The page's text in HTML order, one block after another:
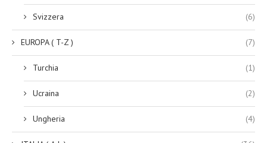
Svizzera (6)
EUROPA ( T-Z ) (7)
Turchia (1)
Ucraina (2)
Ungheria (4)